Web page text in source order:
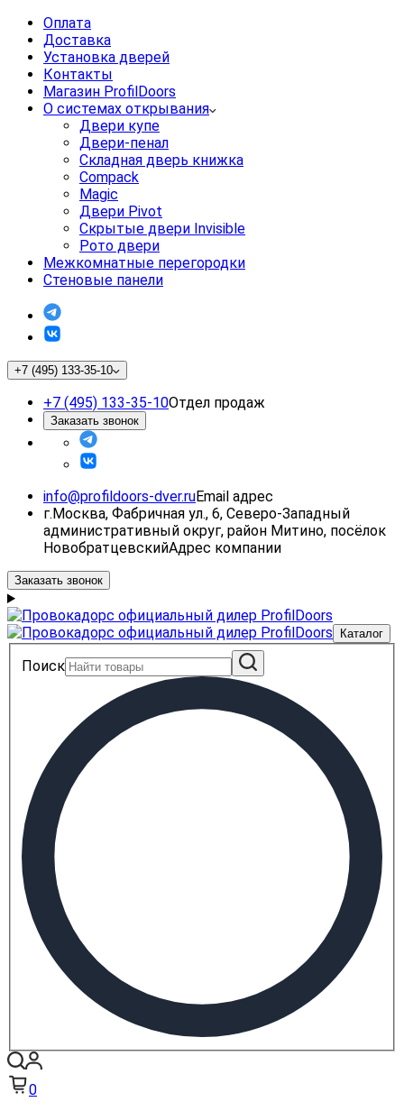
Оплата
Доставка
Установка дверей
Контакты
Магазин ProfilDoors
О системах открывания
Двери купе
Двери-пенал
Складная дверь книжка
Compack
Magic
Двери Pivot
Скрытые двери Invisible
Рото двери
Межкомнатные перегородки
Стеновые панели
+7 (495) 133-35-10
+7 (495) 133-35-10Отдел продаж
Заказать звонок
info@profildoors-dver.ruEmail адрес
г.Москва, Фабричная ул., 6, Северо-Западный
административный округ, район Митино, посёлок
НовобратцевскийАдрес компании
Заказать звонок
Каталог
Поиск
0